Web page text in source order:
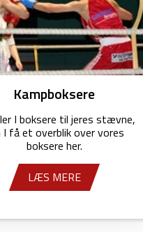
Kampboksere
I boksere til jeres stævne,
I få et overblik over vores
boksere her.
LÆS MERE